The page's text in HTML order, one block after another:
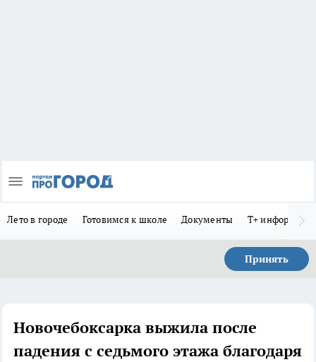
Лето в городе Готовимся к школе Документы Т+
Принять
Новочебоксарка выжила после
падения с седьмого этажа благодаря